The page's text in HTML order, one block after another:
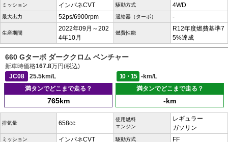
ミッション インパネCVT 駆動方式 4WD
最大出力 52ps/6900rpm 過給器（ターボ） -
生産期間
2022年09月～202
4年10月
燃費性能
R12年度燃費基準7
5%達成
660 Gターボ ダーククロム ベンチャー
新車時価格167.8万円(税込)
JC08
25.5km/L 10・15
-km/L
満タンでどこまで走る？
765km
満タンでどこまで走る？
-km
排気量 658cc
使用燃料
エンジン
レギュラー
ガソリン
ミッション インパネCVT 駆動方式 FF